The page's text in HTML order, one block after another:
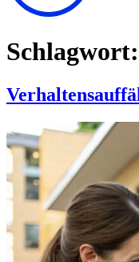
Schlagwort: